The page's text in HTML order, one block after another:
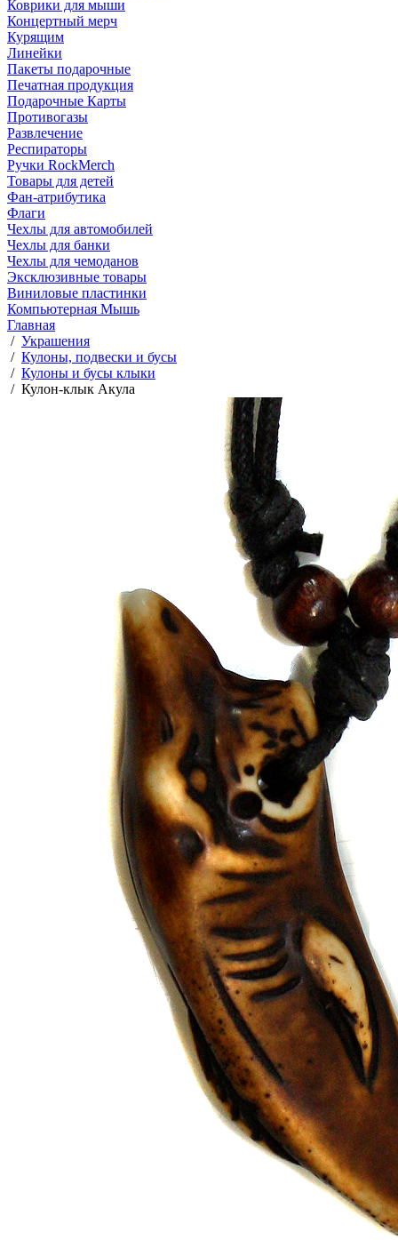
Коврики для мыши
Концертный мерч
Курящим
Линейки
Пакеты подарочные
Печатная продукция
Подарочные Карты
Противогазы
Развлечение
Респираторы
Ручки RockMerch
Товары для детей
Фан-атрибутика
Флаги
Чехлы для автомобилей
Чехлы для банки
Чехлы для чемоданов
Эксклюзивные товары
Виниловые пластинки
Компьютерная Мышь
Главная
/ Украшения
/ Кулоны, подвески и бусы
/ Кулоны и бусы клыки
/ Кулон-клык Акула